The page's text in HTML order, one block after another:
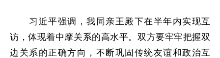
习近平强调，我同亲王殿下在半年内实现互
访，体现着中摩关系的高水平。双方要牢牢把握双
边关系的正确方向，不断巩固传统友谊和政治互